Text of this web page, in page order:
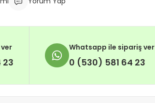
23
Whatsapp ile sipariş ver
0 (530) 581 64 23